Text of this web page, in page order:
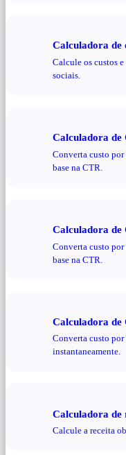
Calculadora de
Calcule os custos
sociais.
Calculadora de
Converta custo
base na CTR.
Calculadora de
Converta custo
base na CTR.
Calculadora de
Converta custo
instantaneamente.
Calculadora
Calcule a receita